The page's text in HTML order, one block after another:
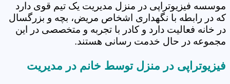
موسسه فیزیوتراپی در منزل مدیریت یک تیم قوی دارد
که در رابطه با نگهداری اشخاص مریض، بچه و بزرگسال
در خانه فعالیت دارد و کادر با تجربه و متخصصی در این
مجموعه در حال خدمت رسانی هستند.
فیزیوتراپی در منزل توسط خانم در مدیریت